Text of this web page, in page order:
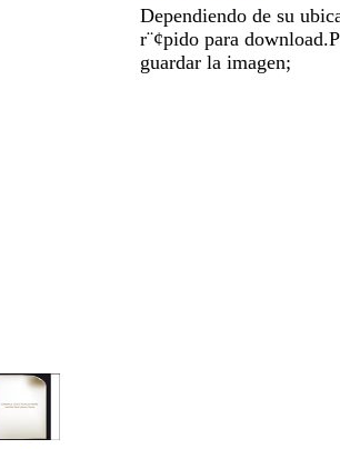
Dependiendo de su
r¨¢pido para
guardar la imagen;